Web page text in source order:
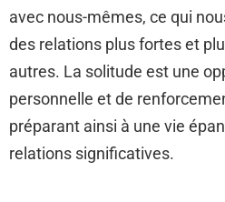
avec nous-mêmes, ce qui
des relations plus fortes et
autres. La solitude est une
personnelle et de
préparant ainsi à une vie
relations significatives.